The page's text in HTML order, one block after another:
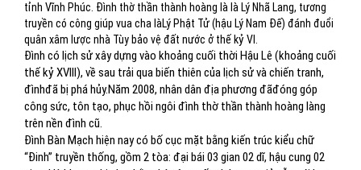
tỉnh Vĩnh Phúc. Đình thờ thần thành hoàng là là Lý Nhã Lang, tương
truyền có công giúp vua cha làLý Phật Tử (hậu Lý Nam Đế) đánh đuổi
quân xâm lược nhà Tùy bảo vệ đất nước ở thế kỷ VI.
Đình có lịch sử xây dựng vào khoảng cuối thời Hậu Lê (khoảng cuối
thế kỷ XVIII), về sau trải qua biến thiên của lịch sử và chiến tranh,
đìnhđã bị phá hủy.Năm 2008, nhân dân địa phương đãđóng góp
công sức, tôn tạo, phục hồi ngôi đình thờ thần thành hoàng làng
trên nền đình cũ.
Đình Bàn Mạch hiện nay có bố cục mặt bằng kiến trúc kiểu chữ
“Đinh” truyền thống, gồm 2 tòa: đại bái 03 gian 02 dĩ, hậu cung 02